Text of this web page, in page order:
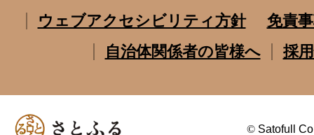
ウェブアクセシビリティ方針
免責
自治体関係者の皆様へ
採
© Satofull